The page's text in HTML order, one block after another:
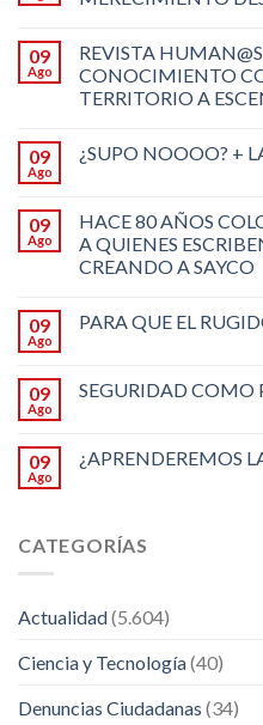
09
Ago
REVISTA
CONOCIMIENTO
TERRITORIO A
09
Ago
¿SUPO NOOOO? +
09
Ago
HACE 80 AÑOS
A QUIENES
CREANDO A SAYCO
09
Ago
PARA QUE EL
09
Ago
SEGURIDAD COMO
09
Ago
¿APRENDEREMOS
CATEGORÍAS
Actualidad(5.604)
Ciencia y Tecnología(40)
Denuncias Ciudadanas (34)